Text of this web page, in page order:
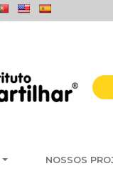
NOSSOS